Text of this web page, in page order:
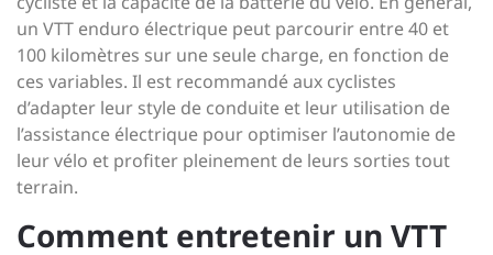
un VTT enduro électrique peut parcourir entre 40 et
100 kilomètres sur une seule charge, en fonction de
ces variables. Il est recommandé aux cyclistes
d’adapter leur style de conduite et leur utilisation de
l’assistance électrique pour optimiser l’autonomie de
leur vélo et profiter pleinement de leurs sorties tout
terrain.
Comment entretenir un VTT